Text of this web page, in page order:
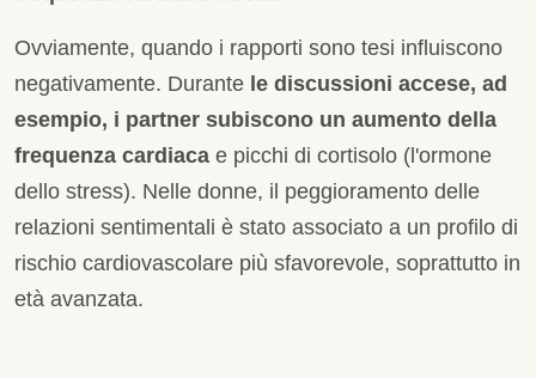
Ovviamente, quando i rapporti sono tesi influiscono
negativamente. Durante le discussioni accese, ad
esempio, i partner subiscono un aumento della
frequenza cardiaca e picchi di cortisolo (l'ormone
dello stress). Nelle donne, il peggioramento delle
relazioni sentimentali è stato associato a un profilo di
rischio cardiovascolare più sfavorevole, soprattutto in
età avanzata.